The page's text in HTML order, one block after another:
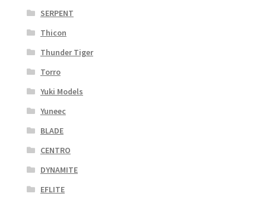
SERPENT
Thicon
Thunder Tiger
Torro
Yuki Models
Yuneec
BLADE
CENTRO
DYNAMITE
EFLITE